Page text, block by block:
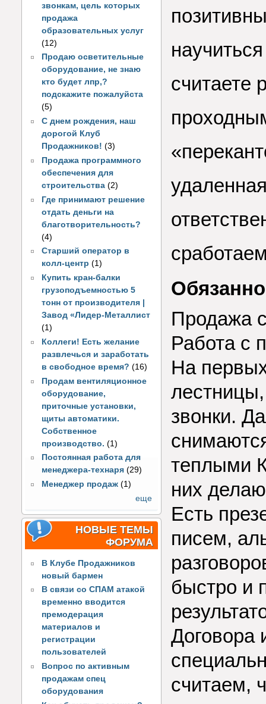
звонкам, цель которых
продажа
образовательных услуг
(12)
Продаю осветительные
оборудование, не знаю
кто будет лпр,?
подскажите пожалуйста
(5)
С днем рождения, наш
дорогой Клуб
Продажников! (3)
Продажа программного
обеспечения для
строительства (2)
Где принимают решение
отдать деньги на
благотворительность?
(4)
Старший оператор в
колл-центр (1)
Купить кран-балки
грузоподъемностью 5
тонн от производителя |
Завод «Лидер-Металлист
(1)
Коллеги! Есть желание
развлечься и заработать
в свободное время? (16)
Продам вентиляционное
оборудование,
приточные установки,
щиты автоматики.
Собственное
производство. (1)
Постоянная работа для
менеджера-технаря (29)
Менеджер продаж (1)
еще
НОВЫЕ ТЕМЫ
ФОРУМА
В Клубе Продажников
новый бармен
В связи со СПАМ атакой
временно вводится
премодерация
материалов и
регистрации
пользователей
Вопрос по активным
продажам спец
оборудования
считаете
Продажа
Работа с
На
звонки.
теплыми
них
Есть
писем,
быстро и
Договора
считаем,